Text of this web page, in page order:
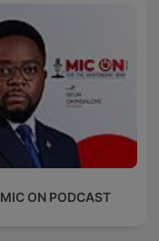
MIC ON PODCAST